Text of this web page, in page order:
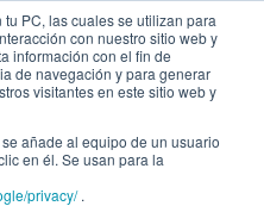
PC, las cuales se utilizan para
con nuestro sitio web y
información con el fin de
de navegación y para generar
visitantes en este sitio web y
añade al equipo de un usuario
en él. Se usan para la
privacy/.